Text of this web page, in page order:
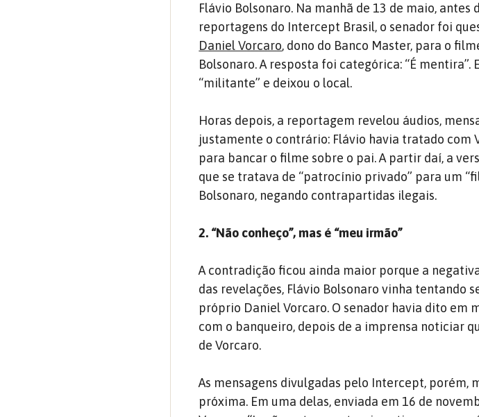
Flávio Bolsonaro. Na manhã de 13 de maio, antes
reportagens do Intercept Brasil, o senador foi
Daniel Vorcaro, dono do Banco Master, para o
Bolsonaro. A resposta foi categórica: “É
“militante” e deixou o local.
Horas depois, a reportagem revelou áudios,
justamente o contrário: Flávio havia tratado com
para bancar o filme sobre o pai. A partir daí, a
que se tratava de “patrocínio privado” para um
Bolsonaro, negando contrapartidas ilegais.
2. “Não conheço”, mas é “meu irmão”
A contradição ficou ainda maior porque a
das revelações, Flávio Bolsonaro vinha tentando
próprio Daniel Vorcaro. O senador havia dito em
com o banqueiro, depois de a imprensa noticiar
de Vorcaro.
As mensagens divulgadas pelo Intercept,
próxima. Em uma delas, enviada em 16 de